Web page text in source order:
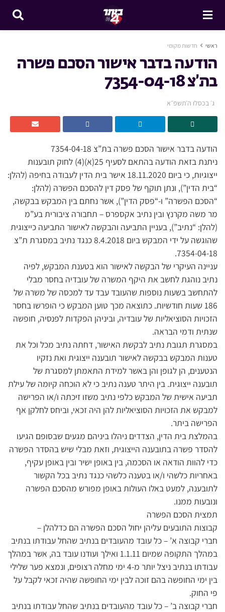
ראשי חדשות מקומי
הודעה בדבר אישור הסכם פשרה
בת’צ 7354-04-18
ג׳ בכסלו ה׳תשפ״א
הודעה בדבר אישור הסכם פשרה בת”צ 7354-04-18
ניתנת בזאת הודעה בהתאם לסעיף 25(א)(4) לחוק תובענות
ייצוגיות, כי ביום 18.11.2020 אישר בית הדין לעבודה בחיפה (להלן:
“בית הדין”), ונתן תוקף של פסק דין להסכם הפשרה (להלן:
“הסכם הפשרה” ו-“פסק הדין”), אשר נחתם בין המבקש בבקשה,
מר משה מקרנץ ובין נתיב אקספרס – תחבורה ציבורית בע”מ
(להלן: “נתיב”), בעניין התביעה והבקשה לאישור התביעה כייצוגית
שהוגשה על ידי המבקש ביום 8.4.2018 כנגד נתיב במסגרת ת”צ
7354-04-18.
עניינה העיקרי של הבקשה לאישור הוא בטענת המבקש, לפיה
נתיב נוהגת לחשב את היקף המשרה של עובדיה בחסר מבלי
להתחשב בשעות נוספות שהעובד עבד עד למכסה של משרה של
186 שעות חודשיות. כתוצאה מכך טוען המבקש כי הופרשו בחסר
הזכויות הסוציאליות של עובדיה, וביניהן הפקדות לפנסיה, חופשה
שנתית ודמי הבראה.
במסגרת תגובת נתיב לבקשת האישור, דחתה נתיב מכל וכל את
טענות המבקש בבקשה לאישור תובענה ייצוגית ואת נזקיו
הנטענים, הן לגופן והן באשר למידת התאמתן למסגרת של
תובענה ייצוגית. בין היתר טענה נתיב כי לא הוכחה קיומה של עילת
תביעה אישית של המבקש כלפי נתיב משזו זיכתה ו/או הפרישה
למבקש את הזכויות הסוציאליות להן היה זכאי, וביחס לחלקן אף
הפרישה ביתר.
בהמלצת בית הדין, הצדדים ניהלו ביניהם מגעים שבסופם הגיעו
להסדר פשרה בתובענה הייצוגית, וזאת מבלי שיש בהסדר הפשרה
כדי להוות הודאה או הסכמה, בין באופן ישיר ובין באופן עקיף,
באחריות כלשהי ו/או בטענה כלשהי כנגד נתיב בכל הקשור
לתובענה, למעט באלו העולות באופן מפורש מהסכם הפשרה
ונובעות ממנו.
תמצית הסכם הפשרה
קבוצות התובעים עליהן יחול הסכם הפשרה הם כדלהלן –
חברי קבוצה א’ – כל עובד מהעובדים בנתיב שהחל עבודתו בנתיב
במהלך התקופה שמיום 1.1.11 ואילך ועודנו עובד בה, אשר במהלך
עבודתו בנתיב ניצל יותר מ-4 ימי מחלה רצופים, ונמצא פער שלילי
בין ימי החופשה בהם זוכה לבין ימי החופשה שהיה זכאי לקבל על
פי החוק.
חברי קבוצה ב’ – כל עובד מהעובדים בנתיב שהחל עבודתו בנתיב